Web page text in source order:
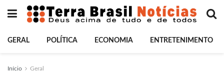
GERAL POLÍTICA ECONOMIA ENTRETENIMENTO
Início Geral